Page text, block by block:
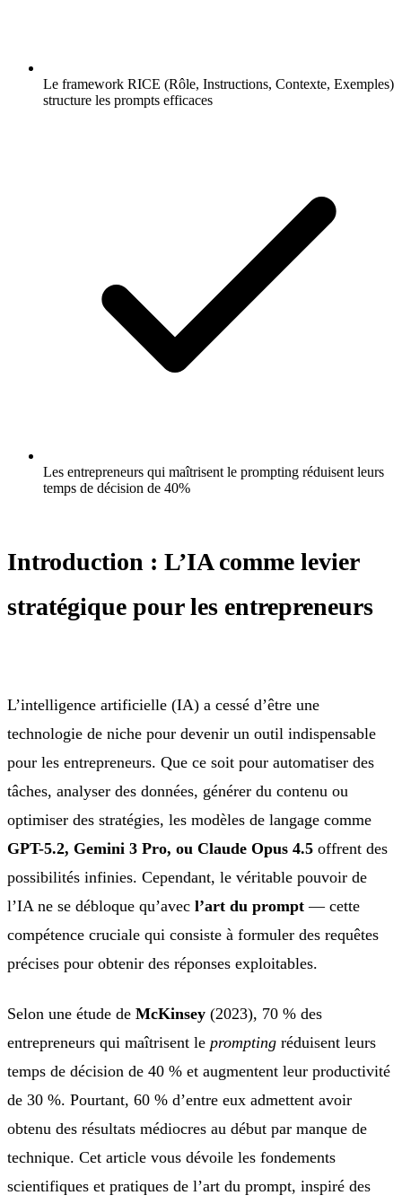
Le framework RICE (Rôle, Instructions, Contexte, Exemples)
structure les prompts efficaces
Les entrepreneurs qui maîtrisent le prompting réduisent leurs
temps de décision de 40%
Introduction : L’IA comme levier
stratégique pour les entrepreneurs
L’intelligence artificielle (IA) a cessé d’être une
technologie de niche pour devenir un outil indispensable
pour les entrepreneurs. Que ce soit pour automatiser des
tâches, analyser des données, générer du contenu ou
optimiser des stratégies, les modèles de langage comme
GPT-5.2, Gemini 3 Pro, ou Claude Opus 4.5 offrent des
possibilités infinies. Cependant, le véritable pouvoir de
l’IA ne se débloque qu’avec l’art du prompt — cette
compétence cruciale qui consiste à formuler des requêtes
précises pour obtenir des réponses exploitables.
Selon une étude de McKinsey (2023), 70 % des
entrepreneurs qui maîtrisent le prompting réduisent leurs
temps de décision de 40 % et augmentent leur productivité
de 30 %. Pourtant, 60 % d’entre eux admettent avoir
obtenu des résultats médiocres au début par manque de
technique. Cet article vous dévoile les fondements
scientifiques et pratiques de l’art du prompt, inspiré des